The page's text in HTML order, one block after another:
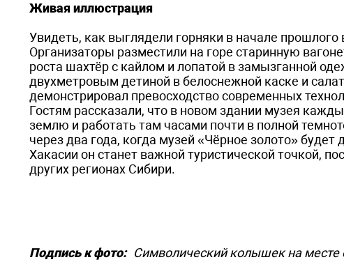
Живая иллюстрация
Увидеть, как выглядели горняки в начале
Организаторы разместили на горе старинную
роста шахтёр с кайлом и лопатой в замызганной
двухметровым детиной в белоснежной каске и
демонстрировал превосходство современных
Гостям рассказали, что в новом здании музея
землю и работать там часами почти в полной
через два года, когда музей «Чёрное золото»
Хакасии он станет важной туристической точкой,
других регионах Сибири.
Подпись к фото: Символический колышек на месте